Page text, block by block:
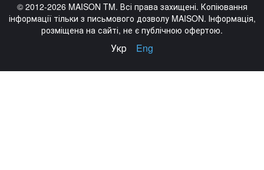
© 2012-2026 MAISON TM. Всі права захищені. Копіювання
інформації тільки з письмового дозволу MAISON. Інформація,
розміщена на сайті, не є публічною офертою.
Укр Eng